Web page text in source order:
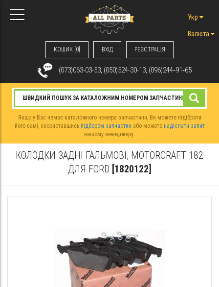
КОШИК [0] ВХIД РЕЄСТРАЦІЯ
Укр
Валюта
(073)063-03-53, (050)524-30-13, (096)244‑91‑65
Якщо у Вас немає каталожного номера запчастини, Ви можете підібрати
його самі, скориставшись підбором запчастин або можете надіслати запит
нашому менеджеру.
КОЛОДКИ ЗАДНІ ГАЛЬМОВІ, MOTORCRAFT 182
ДЛЯ FORD [1820122]